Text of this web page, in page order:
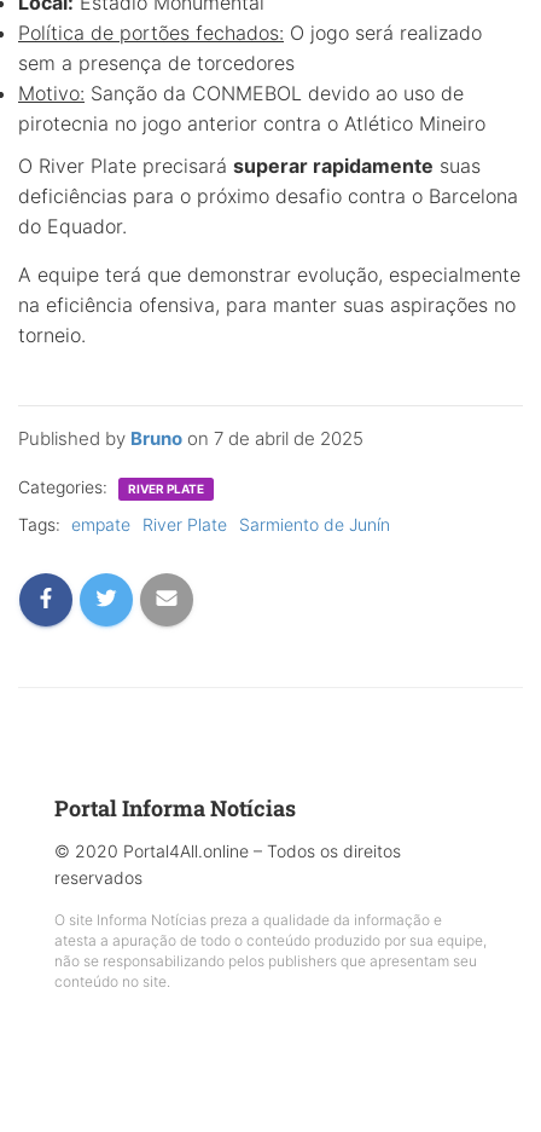
Published by Bruno on 7 de abril de 2025
Política de portões fechados: O jogo será realizado
sem a presença de torcedores
Motivo: Sanção da CONMEBOL devido ao uso de
pirotecnia no jogo anterior contra o Atlético Mineiro
O River Plate precisará superar rapidamente suas
deficiências para o próximo desafio contra o Barcelona
do Equador.
A equipe terá que demonstrar evolução, especialmente
na eficiência ofensiva, para manter suas aspirações no
torneio.
Categories: RIVER PLATE
Tags: empate River Plate Sarmiento de Junín
Portal Informa Notícias
© 2020 Portal4All.online – Todos os direitos
reservados
O site Informa Notícias preza a qualidade da informação e
atesta a apuração de todo o conteúdo produzido por sua equipe,
não se responsabilizando pelos publishers que apresentam seu
conteúdo no site.